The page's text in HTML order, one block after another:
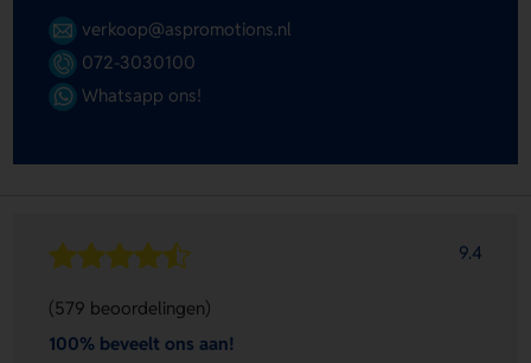
verkoop@aspromotions.nl
072-3030100
Whatsapp ons!
9.4
(579 beoordelingen)
100% beveelt ons aan!